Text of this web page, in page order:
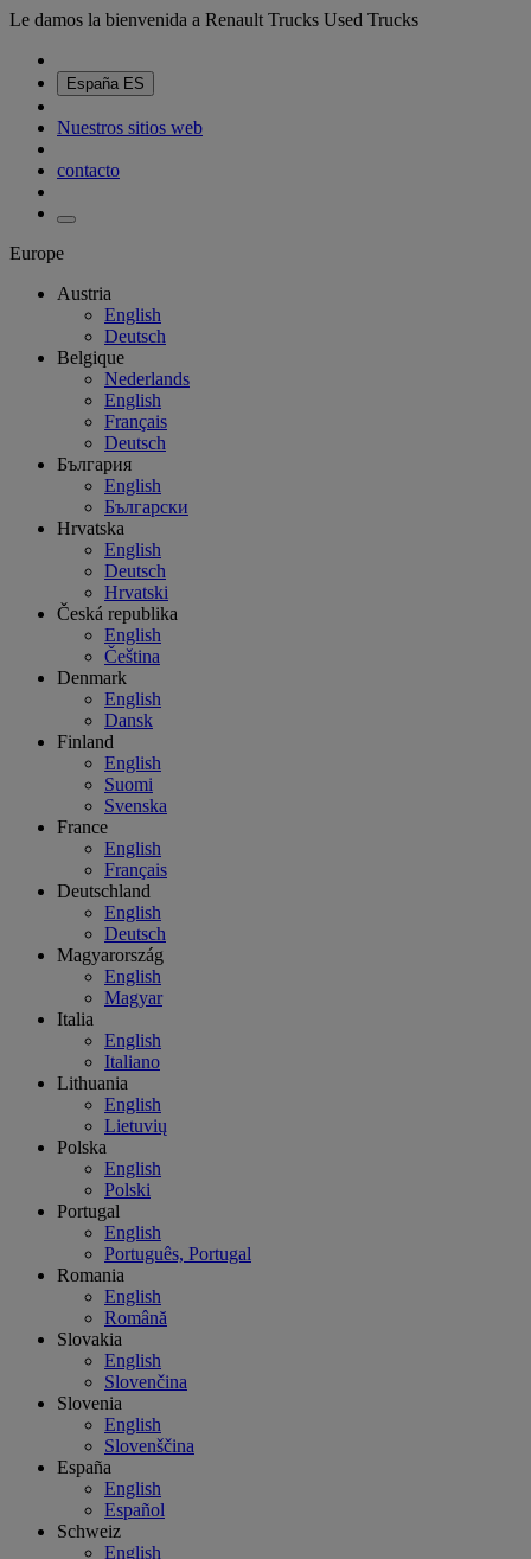
Le damos la bienvenida a Renault Trucks Used Trucks
España ES
Nuestros sitios web
contacto
Europe
Austria
English
Deutsch
Belgique
Nederlands
English
Français
Deutsch
България
English
Български
Hrvatska
English
Deutsch
Hrvatski
Česká republika
English
Čeština
Denmark
English
Dansk
Finland
English
Suomi
Svenska
France
English
Français
Deutschland
English
Deutsch
Magyarország
English
Magyar
Italia
English
Italiano
Lithuania
English
Lietuvių
Polska
English
Polski
Portugal
English
Português, Portugal
Romania
English
Română
Slovakia
English
Slovenčina
Slovenia
English
Slovenščina
España
English
Español
Schweiz
English